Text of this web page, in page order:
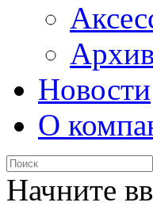
Архив
Новости
О
Начните